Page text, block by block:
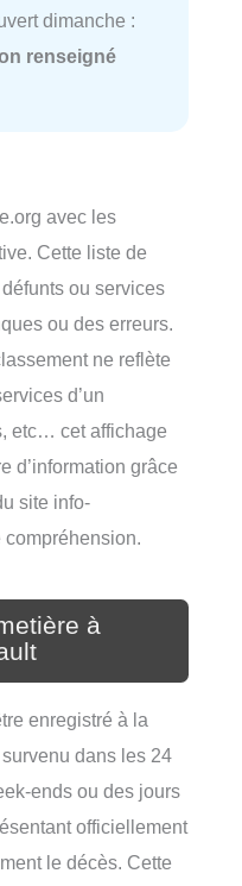
dimanche :
renseigné
avec les
Cette liste de
ou services
ou des erreurs.
ne reflète
d’un
etc… cet affichage
d’information grâce
site info-
compréhension.
à
enregistré à la
dans les 24
ends ou des jours
officiellement
le décès. Cette